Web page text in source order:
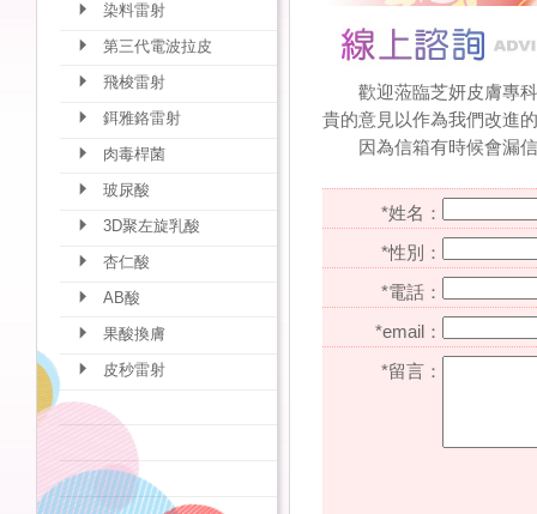
染料雷射
第三代電波拉皮
飛梭雷射
鉺雅鉻雷射
肉毒桿菌
玻尿酸
3D聚左旋乳酸
杏仁酸
AB酸
果酸換膚
皮秒雷射
歡迎蒞臨芝妍皮膚專科
貴的意見以作為我們改進
因為信箱有時候會漏信
*姓名：
*性別：
*電話：
*email：
*留言：